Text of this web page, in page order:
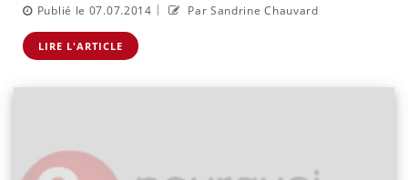
Publié le 07.07.2014 | Par Sandrine Chauvard
LIRE L'ARTICLE